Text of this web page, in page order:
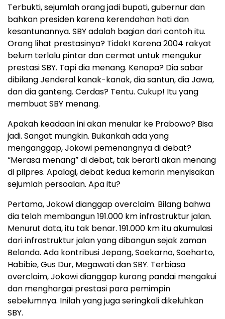
Terbukti, sejumlah orang jadi bupati, gubernur dan
bahkan presiden karena kerendahan hati dan
kesantunannya. SBY adalah bagian dari contoh itu.
Orang lihat prestasinya? Tidak! Karena 2004 rakyat
belum terlalu pintar dan cermat untuk mengukur
prestasi SBY. Tapi dia menang. Kenapa? Dia sabar
dibilang Jenderal kanak-kanak, dia santun, dia Jawa,
dan dia ganteng. Cerdas? Tentu. Cukup! Itu yang
membuat SBY menang.
Apakah keadaan ini akan menular ke Prabowo? Bisa
jadi. Sangat mungkin. Bukankah ada yang
menganggap, Jokowi pemenangnya di debat?
“Merasa menang” di debat, tak berarti akan menang
di pilpres. Apalagi, debat kedua kemarin menyisakan
sejumlah persoalan. Apa itu?
Pertama, Jokowi dianggap overclaim. Bilang bahwa
dia telah membangun 191.000 km infrastruktur jalan.
Menurut data, itu tak benar. 191.000 km itu akumulasi
dari infrastruktur jalan yang dibangun sejak zaman
Belanda. Ada kontribusi Jepang, Soekarno, Soeharto,
Habibie, Gus Dur, Megawati dan SBY. Terbiasa
overclaim, Jokowi dianggap kurang pandai mengakui
dan menghargai prestasi para pemimpin
sebelumnya. Inilah yang juga seringkali dikeluhkan
SBY.